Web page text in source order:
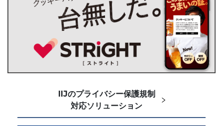
IIJのプライバシー保護規制
対応ソリューション